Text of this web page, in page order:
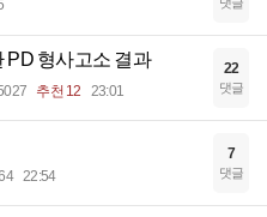
PD 형사고소 결과
추천 12 23:01
22
댓글
22:54
7
댓글